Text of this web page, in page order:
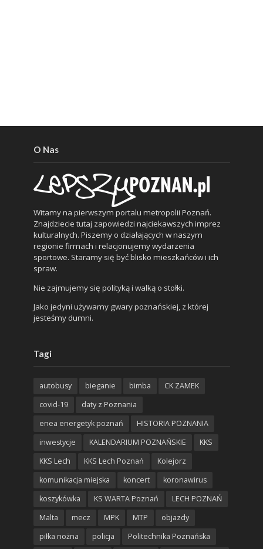
O Nas
Witamy na pierwszym portalu metropolii Poznań.
Znajdziecie tutaj zapowiedzi najciekawszych imprez
kulturalnych. Piszemy o działających w naszym
regionie firmach i relacjonujemy wydarzenia
sportowe. Staramy się być blisko mieszkańców i ich
spraw.
Nie zajmujemy się polityką i walką o stołki.
Jako jedyni używamy gwary poznańskiej, z której
jesteśmy dumni.
Tagi
autobusy bieganie bimba
CK ZAMEK
covid-19
daty z Poznania
enea energetyk poznań
HISTORIA POZNANIA
inwestycje
KALENDARIUM POZNAŃSKIE
KKS
KKS Lech
KKS Lech Poznań
Kolejorz
komunikacja miejska
koncert
koronawirus
koszykówka
KS WARTA Poznań
LECH POZNAŃ
Malta
mecz MPK MTP
objazdy
piłka nożna
policja Politechnika Poznańska